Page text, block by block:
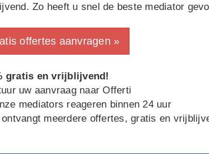
Zo heeft u snel de beste mediator
offertes aanvragen »
gratis en vrijblijvend!
uw aanvraag naar Offerti
mediators reageren binnen 24 uur
ontvangt meerdere offertes, gratis en